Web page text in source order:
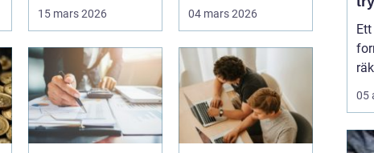
15 mars 2026 04 mars 2026
05